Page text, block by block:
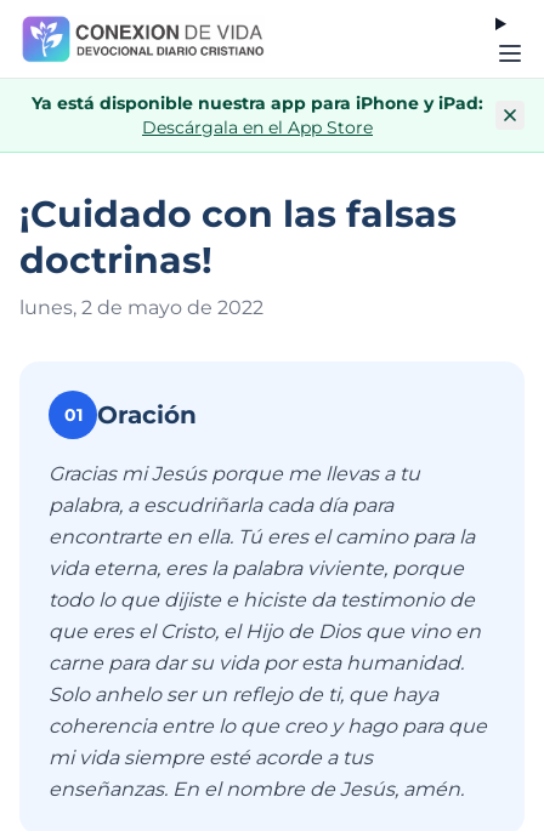
Ya está disponible nuestra app para iPhone y iPad:
Descárgala en el App Store
¡Cuidado con las falsas
doctrinas!
lunes, 2 de mayo de 2022
01 Oración
Gracias mi Jesús porque me llevas a tu
palabra, a escudriñarla cada día para
encontrarte en ella. Tú eres el camino para la
vida eterna, eres la palabra viviente, porque
todo lo que dijiste e hiciste da testimonio de
que eres el Cristo, el Hijo de Dios que vino en
carne para dar su vida por esta humanidad.
Solo anhelo ser un reflejo de ti, que haya
coherencia entre lo que creo y hago para que
mi vida siempre esté acorde a tus
enseñanzas. En el nombre de Jesús, amén.